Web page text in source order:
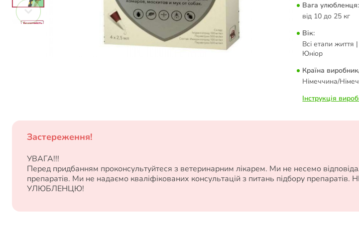
Вага улюбленця:
від 10 до 25 кг
Вік:
Всі етапи
Юніор
Країна
Німеччина/
Інструкція
Застереження!
УВАГА!!!
Перед придбанням проконсультуйтеся з ветеринарним лікарем. Ми не несемо
препаратів. Ми не надаємо кваліфікованих консультацій з питань підбору
УЛЮБЛЕНЦЮ!